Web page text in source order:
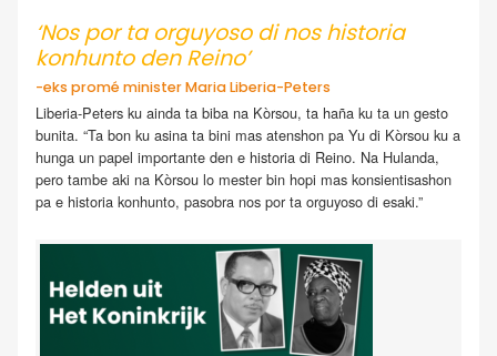
‘Nos por ta orguyoso di nos historia
konhunto den Reino’
-eks promé minister Maria Liberia-Peters
Liberia-Peters ku ainda ta biba na Kòrsou, ta haña ku ta un gesto
bunita. “Ta bon ku asina ta bini mas atenshon pa Yu di Kòrsou ku a
hunga un papel importante den e historia di Reino. Na Hulanda,
pero tambe aki na Kòrsou lo mester bin hopi mas konsientisashon
pa e historia konhunto, pasobra nos por ta orguyoso di esaki.”